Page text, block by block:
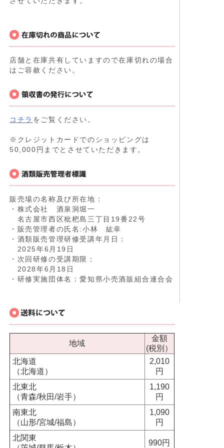
店舗と在庫共有していますので在庫切れの場合
はご容赦ください。
コチラ をご覧ください。
※クレジットカードでのショッピングは
50,000円までとさせていただきます。
販売場の名称及び所在地：
・株式会社 酒泉洞堀一
名古屋市西区枇杷島三丁目19番22号
・販売管理者の氏名:小林 紘幸
・酒類販売管理研修受講年月日：
2025年6月19日
・次回研修の受講期限：
2028年6月18日
・研修実施団体名：愛知県小売酒販組合連合会
地域
金額
(税別）
北海道
（北海道）
2,010
円
北東北
（青森/秋田/岩手）
1,190
円
南東北
（山形/宮城/福島）
1,090
円
北関東
990円